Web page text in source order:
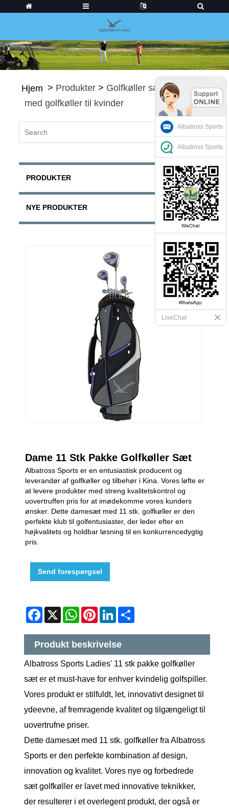
Hjem > Produkter > Golfkøller sæt>Sæt
med golfkøller til kvinder
PRODUKTER
NYE PRODUKTER
Dame 11 Stk Pakke Golfkøller Sæt
Albatross Sports er en entusiastisk producent og
leverandør af golfkøller og tilbehør i Kina. Vores løfte er
at levere produkter med streng kvalitetskontrol og
uovertruffen pris for at imødekomme vores kunders
ønsker. Dette damesæt med 11 stk. golfkøller er den
perfekte klub til golfentusiaster, der leder efter en
højkvalitets og holdbar løsning til en konkurrencedygtig
pris.
Send forespørgsel
Facebook
X WhatsApp
Pinterest
LinkedIn
Produkt beskrivelse
Albatross Sports Ladies' 11 stk pakke golfkøller
sæt er et must-have for enhver kvindelig golfspiller.
Vores produkt er stilfuldt, let, innovativt designet til
ydeevne, af fremragende kvalitet og tilgængeligt til
uovertrufne priser.
Dette damesæt med 11 stk. golfkøller fra Albatross
Sports er den perfekte kombination af design,
innovation og kvalitet. Vores nye og forbedrede
sæt golfkøller er lavet med innovative teknikker,
der resulterer i et overlegent produkt, der også er
Albatross Sports
Albatross Sports
LiveChat